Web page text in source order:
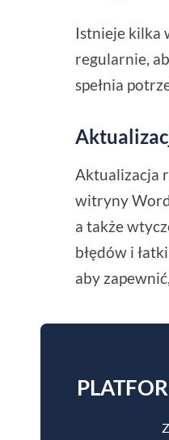
Istnieje kilka
regularnie,
spełnia
Aktualizacja
witryny
a także
błędów i
aby